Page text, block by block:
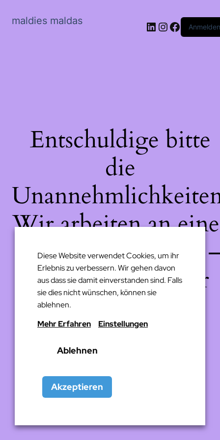
maldies maldas LinkedIn
Instagram
Anmelden
Entschuldige bitte
die
Wir arbeiten an
großartigen Sache
schau bald wieder
Diese Website verwendet Cookies, um ihr
Erlebnis zu verbessern. Wir gehen davon
aus dass sie damit einverstanden sind. Falls
sie dies nicht wünschen, können sie
ablehnen.
Mehr Erfahren
Einstellungen
Ablehnen
Akzeptieren